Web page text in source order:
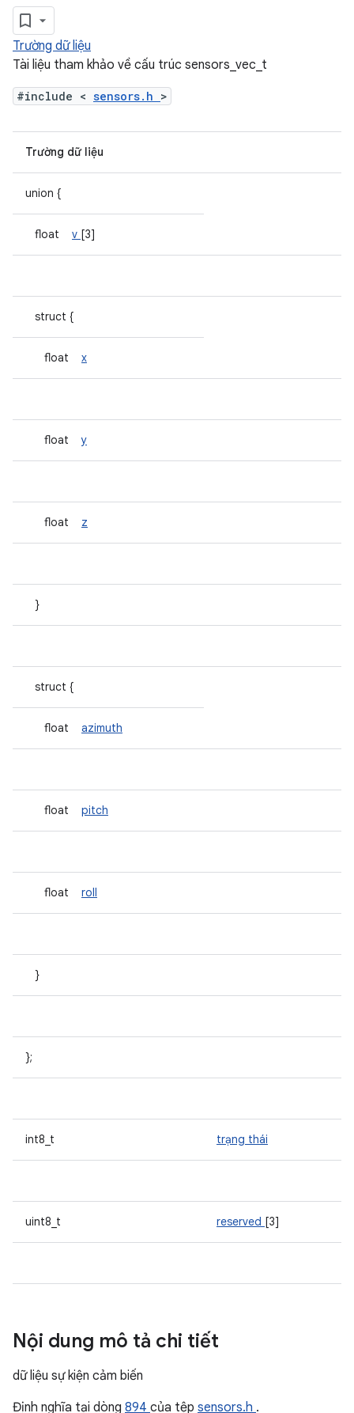
Trường dữ liệu
Tài liệu tham khảo về cấu trúc sensors_vec_t
#include < sensors.h >
Trường dữ liệu
union {
float v [3]
struct {
float x
floaty
float z
}
struct {
float azimuth
float pitch
float roll
}
};
int8_t trạng thái
uint8_t reserved [3]
Nội dung mô tả chi tiết
dữ liệu sự kiện cảm biến
Định nghĩa tại dòng 894 của tệp sensors.h .